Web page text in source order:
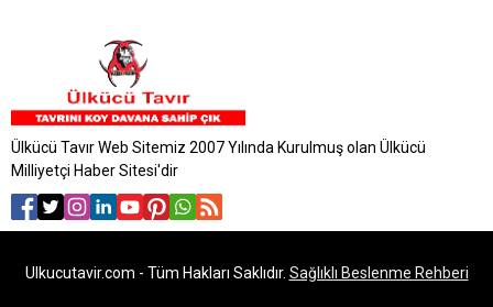
Ülkücü Tavır Web Sitemiz 2007 Yılında Kurulmuş olan Ülkücü
Milliyetçi Haber Sitesi'dir
Ulkucutavir.com - Tüm Hakları Saklıdır. Sağlıklı Beslenme Rehberi